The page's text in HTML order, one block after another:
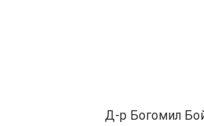
Д-р Богомил